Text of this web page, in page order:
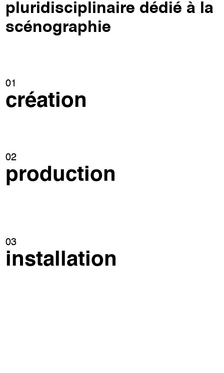
pluridisciplinaire dédié à la
scénographie
01
création
02
production
03
installation